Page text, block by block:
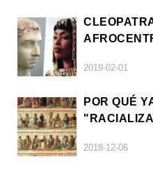
2019-02-01
POR QUÉ
2018-12-06